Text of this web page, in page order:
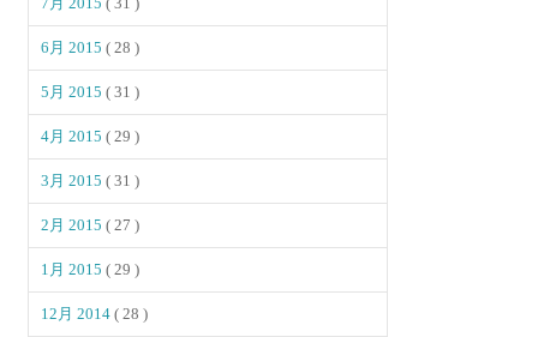
6月 2015( 28 )
5月 2015( 31 )
4月 2015( 29 )
3月 2015( 31 )
2月 2015( 27 )
1月 2015( 29 )
12月 2014( 28 )